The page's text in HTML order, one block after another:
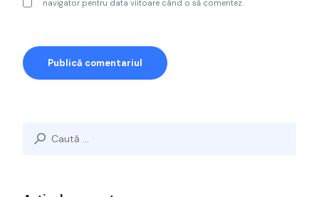
navigator pentru data viitoare când o să comentez.